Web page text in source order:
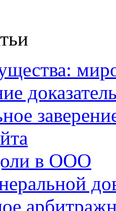
в ООО